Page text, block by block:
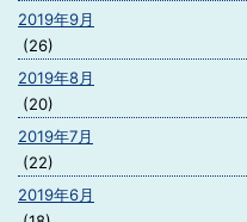
2019年9月
(26)
2019年8月
(20)
2019年7月
(22)
2019年6月